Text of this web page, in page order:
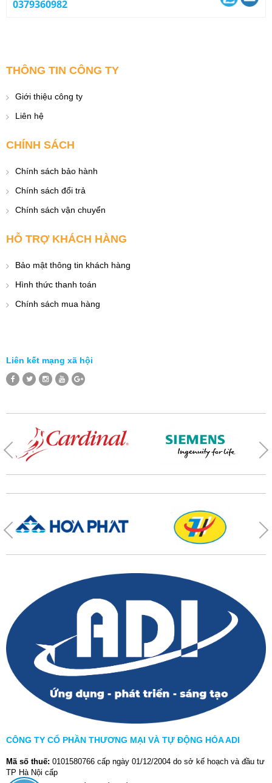
0379360982
THÔNG TIN CÔNG TY
Giới thiệu công ty
Liên hệ
CHÍNH SÁCH
Chính sách bảo hành
Chính sách đổi trả
Chính sách vận chuyển
HỖ TRỢ KHÁCH HÀNG
Bảo mật thông tin khách hàng
Hình thức thanh toán
Chính sách mua hàng
Liên kết mạng xã hội
CÔNG TY CỔ PHẦN THƯƠNG MẠI VÀ TỰ ĐỘNG HÓA ADI
Mã số thuế: 0101580766 cấp ngày 01/12/2004 do sở kế hoạch và đầu tư
TP Hà Nội cấp